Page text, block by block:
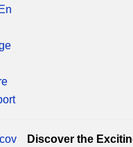
Discover the